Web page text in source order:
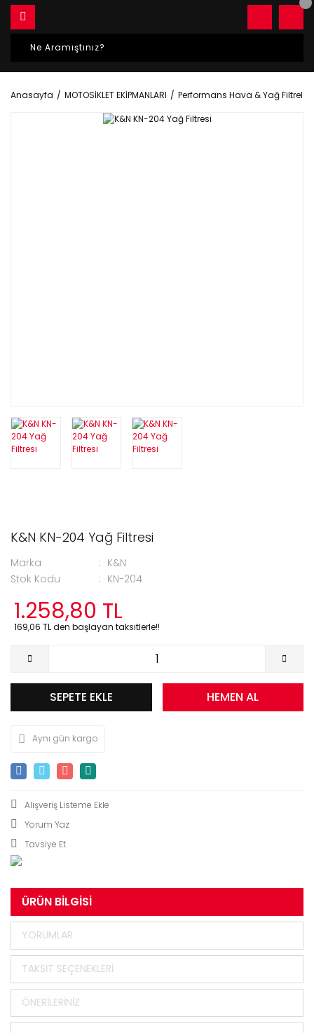
Anasayfa MOTOSİKLET EKİPMANLARI Performans Hava & Yağ Filtreleri
K&N KN-204 Yağ Filtresi
Marka
K&N
Stok Kodu
KN-204
1.258,80 TL
169,06 TL den başlayan taksitlerle!!
SEPETE EKLE HEMEN AL
Aynı gün kargo
Yorum Yaz
Tavsiye Et
ÜRÜN BILGISI
YORUMLAR
TAKSIT SEÇENEKLERI
ÖNERILERINIZ